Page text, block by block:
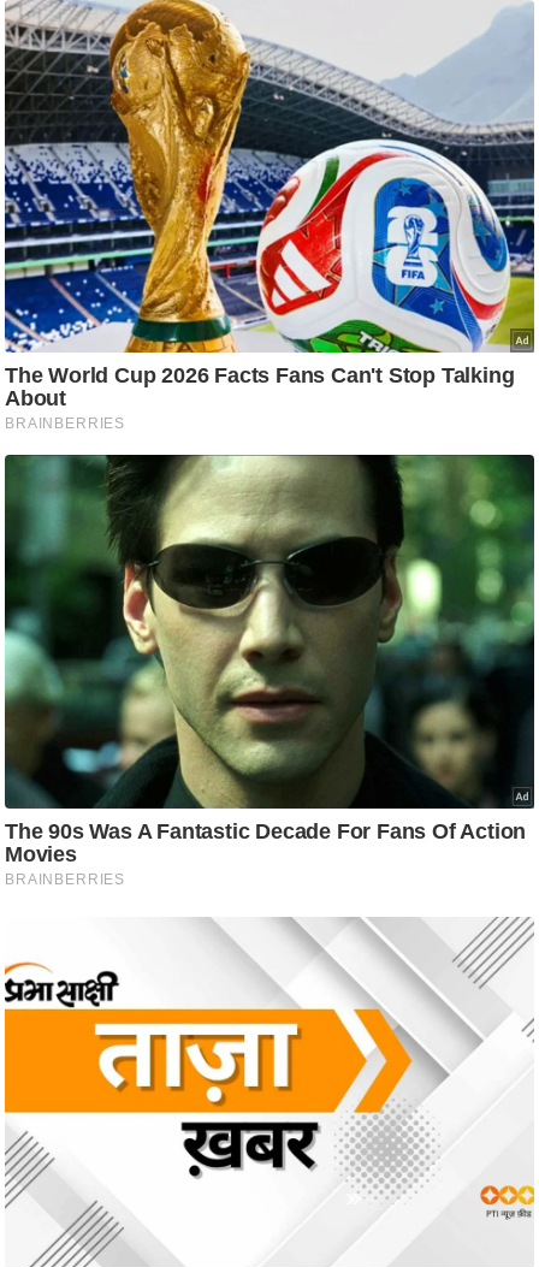
/
फै
श
न
घ
रे
लू
नु
स्खे
प
र्य
ट
न
ने
स
मं
त्रा
रि
न
शि
प
नी
ति
ण
स
म
म